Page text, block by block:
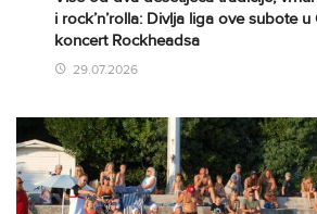
i rock’n’rolla: Divlja liga ove subote u
koncert Rockheadsa
29.07.2026